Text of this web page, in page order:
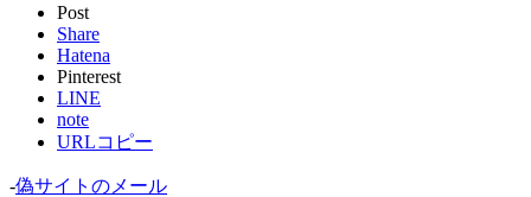
Post
Share
Hatena
Pinterest
LINE
note
URLコピー
-偽サイトのメール